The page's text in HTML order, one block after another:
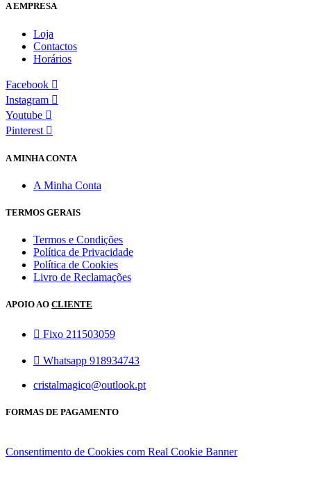
A EMPRESA
Loja
Contactos
Horários
Facebook
Instagram
Youtube
Pinterest
A MINHA CONTA
A Minha Conta
TERMOS GERAIS
Termos e Condições
Política de Privacidade
Política de Cookies
Livro de Reclamações
APOIO AO CLIENTE
Fixo 211503059
Whatsapp 918934743
cristalmagico@outlook.pt
FORMAS DE PAGAMENTO
Consentimento de Cookies com Real Cookie Banner